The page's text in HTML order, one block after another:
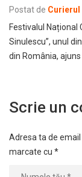
Postat de Curierul
Festivalul Național
Sinulescu”, unul
din România, ajuns
Scrie un
Adresa ta de email
marcate cu *